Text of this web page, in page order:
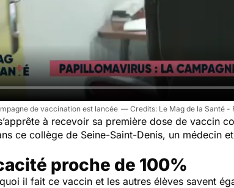
de vaccination est lancée Le Mag de la Santé -
à recevoir sa première dose de vaccin
ce collège de Seine-Saint-Denis, un médecin
proche de 100%
il fait ce vaccin et les autres élèves savent